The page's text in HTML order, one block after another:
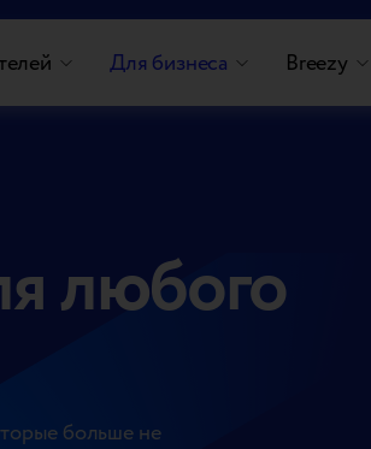
Для бизнеса Breezy
любого
больше не